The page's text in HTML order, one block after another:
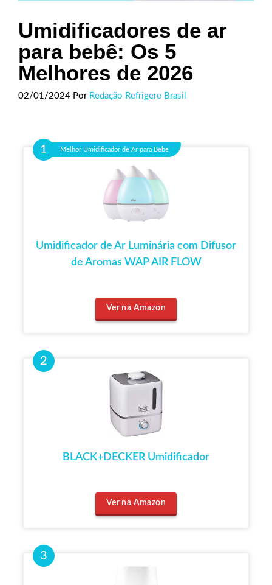
Umidificadores de ar
para bebê: Os 5
Melhores de 2026
02/01/2024 Por Redação Refrigere Brasil
Melhor Umidificador de Ar para Bebê
Umidificador de Ar Luminária com Difusor
de Aromas WAP AIR FLOW
Ver na Amazon
BLACK+DECKER Umidificador
Ver na Amazon